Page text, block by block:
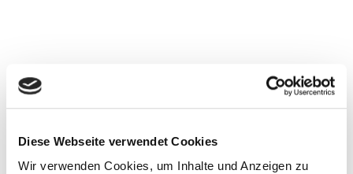
Diese Webseite verwendet Cookies
Wir verwenden Cookies, um Inhalte und Anzeigen zu